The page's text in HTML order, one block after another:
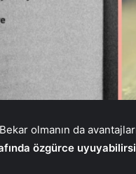
olmanın da
özgürce